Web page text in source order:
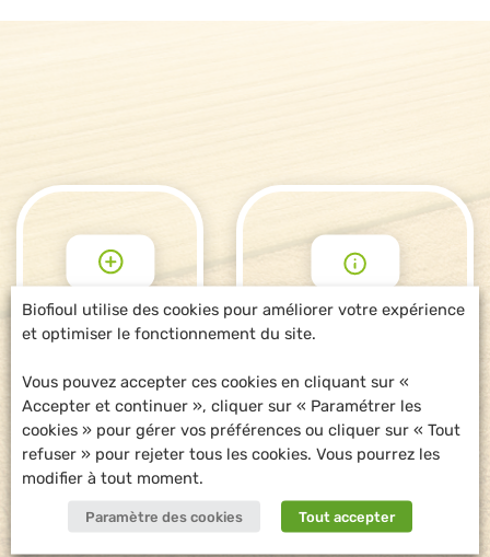
POUR ALLER
PLUS LOIN
DEMANDE
D'INFORMATIONS
Biofioul utilise des cookies pour améliorer votre expérience
et optimiser le fonctionnement du site.
Vous pouvez accepter ces cookies en cliquant sur «
Accepter et continuer », cliquer sur « Paramétrer les
cookies » pour gérer vos préférences ou cliquer sur « Tout
refuser » pour rejeter tous les cookies. Vous pourrez les
modifier à tout moment.
Paramètre des cookies Tout accepter